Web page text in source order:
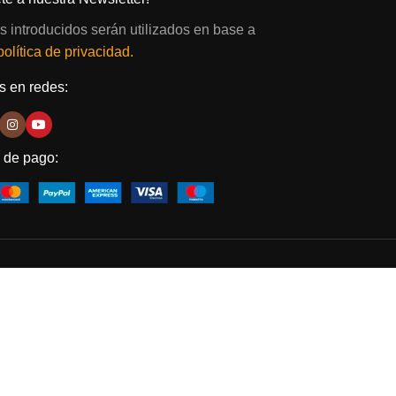
introducidos serán utilizados en base a
de privacidad.
en redes:
pago: